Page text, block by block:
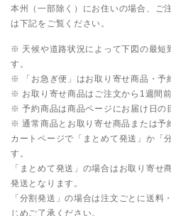
本州（一部除く）にお住いの場合、ご
は下記をご覧ください。
※ 天候や道路状況によって下図の最短
す。
※ 「お急ぎ便」はお取り寄せ商品・予
※ お取り寄せ商品はご注文から1週間
※ 予約商品は商品ページにお届け日の
※ 通常商品とお取り寄せ商品または予
カートページで「まとめて発送」か「
す。
「まとめて発送」の場合はお取り寄せ
発送となります。
「分割発送」の場合は注文ごとに送料
じめご了承ください。